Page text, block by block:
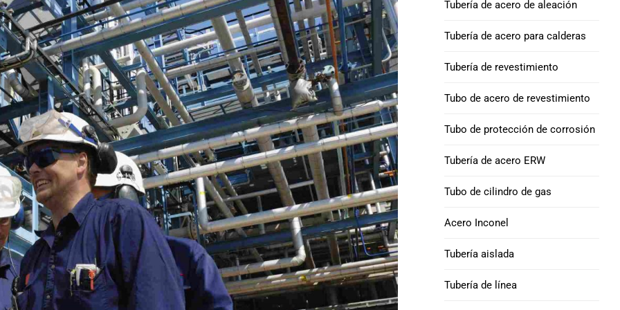
2LPE / 2Tubería
recubierta de LPP
Tubo de acero
galvanizado
Tubos de recubrimiento
interno epoxi
Tubería y accesorios
revestidos de PTFE
A333
Tubería de acero ASTM
A519
Tubería de acero ASTM
A213
Tubería de acero aleado
ASTM A369
Tubería de acero aleado
ASTM A250
Tubería de acero aleado
ASTM A556
Aleación INCONEL 625
tubo de acero
Níquel 690 Tubos de
acero aleado
Aleación INCONEL 718
tubo de acero
Aleación de níquel 825
Tubo de acero
Níquel 800, 800H,
800Tubo de aleación HT
Tubo de acero de
Tubo de perforación y
API 5DP
Collar de perforación |
Tubo de revestimiento
TUBERÍA
Tubería de
excéntrico
Curva de tubería : acero carbono, acero
aleado y acero inoxidable
Tubería de acero de aleación
Tubería de acero para calderas
Tubería de revestimiento
Tubo de acero de revestimiento
Tubo de protección de corrosión
Tubería de acero ERW
Tubo de cilindro de gas
Acero Inconel
Tubería aislada
Tubería de línea